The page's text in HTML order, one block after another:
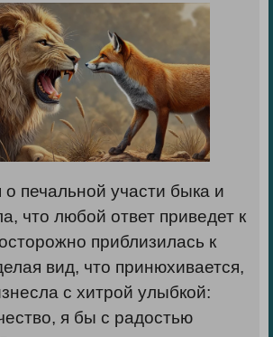
печальной участи быка и
что любой ответ приведет к
приблизилась к
вид, что принюхивается,
с хитрой улыбкой:
я бы с радостью